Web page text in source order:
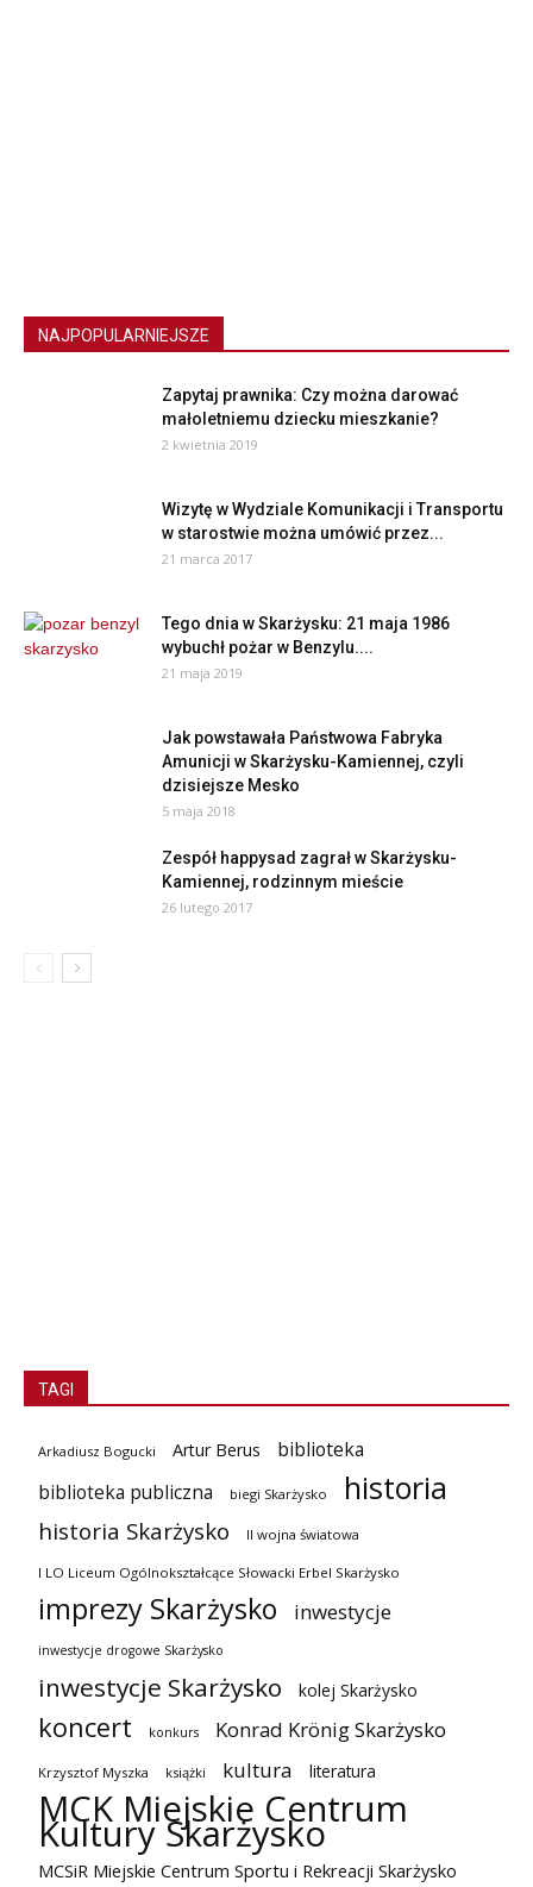
NAJPOPULARNIEJSZE
Zapytaj prawnika: Czy można darować
małoletniemu dziecku mieszkanie?
2 kwietnia 2019
Wizytę w Wydziale Komunikacji i Transportu
w starostwie można umówić przez...
21 marca 2017
Tego dnia w Skarżysku: 21 maja 1986
wybuchł pożar w Benzylu....
21 maja 2019
Jak powstawała Państwowa Fabryka
Amunicji w Skarżysku-Kamiennej, czyli
dzisiejsze Mesko
5 maja 2018
Zespół happysad zagrał w Skarżysku-
Kamiennej, rodzinnym mieście
26 lutego 2017
TAGI
Arkadiusz Bogucki Artur Berus
biblioteka
biblioteka publiczna
biegi Skarżysko historia
historia Skarżysko II wojna światowa
I LO Liceum Ogólnokształcące Słowacki Erbel Skarżysko
imprezy Skarżysko inwestycje
inwestycje drogowe Skarżysko
inwestycje Skarżysko kolej Skarżysko
koncert konkurs Konrad Krönig Skarżysko
Krzysztof Myszka książki kultura literatura
MCK Miejskie Centrum
Kultury Skarżysko
MCSiR Miejskie Centrum Sportu i Rekreacji Skarżysko